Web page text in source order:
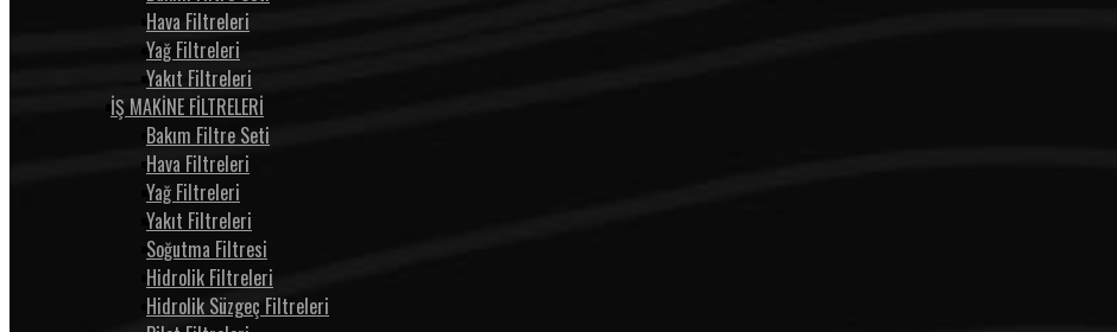
Hava Filtreleri
Yağ Filtreleri
Yakıt Filtreleri
İŞ MAKİNE FİLTRELERİ
Bakım Filtre Seti
Hava Filtreleri
Yağ Filtreleri
Yakıt Filtreleri
Soğutma Filtresi
Hidrolik Filtreleri
Hidrolik Süzgeç Filtreleri